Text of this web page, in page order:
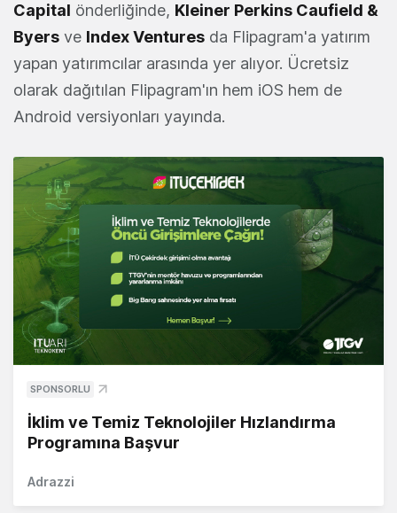
Capital önderliğinde, Kleiner Perkins Caufield &
Byers ve Index Ventures da Flipagram'a yatırım
yapan yatırımcılar arasında yer alıyor. Ücretsiz
olarak dağıtılan Flipagram'ın hem iOS hem de
Android versiyonları yayında.
SPONSORLU
İklim ve Temiz Teknolojiler Hızlandırma
Programına Başvur
Adrazzi